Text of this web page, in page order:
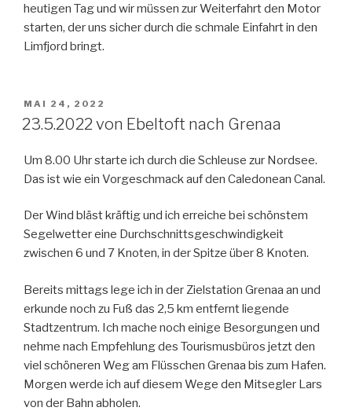
heutigen Tag und wir müssen zur Weiterfahrt den Motor
starten, der uns sicher durch die schmale Einfahrt in den
Limfjord bringt.
VERÖFFENTLICHT
AM
MAI 24, 2022
23.5.2022 von Ebeltoft nach Grenaa
Um 8.00 Uhr starte ich durch die Schleuse zur Nordsee.
Das ist wie ein Vorgeschmack auf den Caledonean Canal.
Der Wind bläst kräftig und ich erreiche bei schönstem
Segelwetter eine Durchschnittsgeschwindigkeit
zwischen 6 und 7 Knoten, in der Spitze über 8 Knoten.
Bereits mittags lege ich in der Zielstation Grenaa an und
erkunde noch zu Fuß das 2,5 km entfernt liegende
Stadtzentrum. Ich mache noch einige Besorgungen und
nehme nach Empfehlung des Tourismusbüros jetzt den
viel schöneren Weg am Flüsschen Grenaa bis zum Hafen.
Morgen werde ich auf diesem Wege den Mitsegler Lars
von der Bahn abholen.